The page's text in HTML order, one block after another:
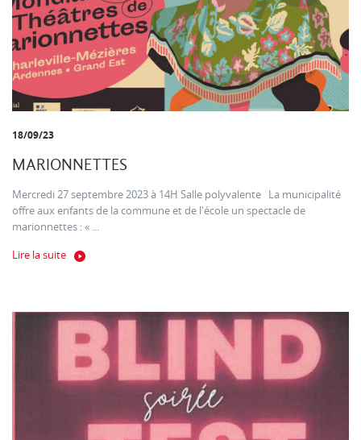
18/09/23
MARIONNETTES
Mercredi 27 septembre 2023 à 14H Salle polyvalente La municipalité
offre aux enfants de la commune et de l'école un spectacle de
marionnettes : « ...
Lire la suite